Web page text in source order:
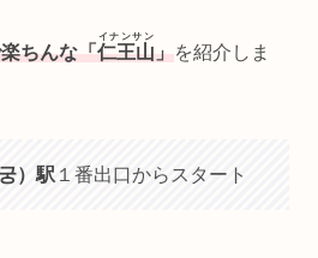
ちんな「仁王山
イナンサン
」を紹介しま
）駅 １番出口からスタート